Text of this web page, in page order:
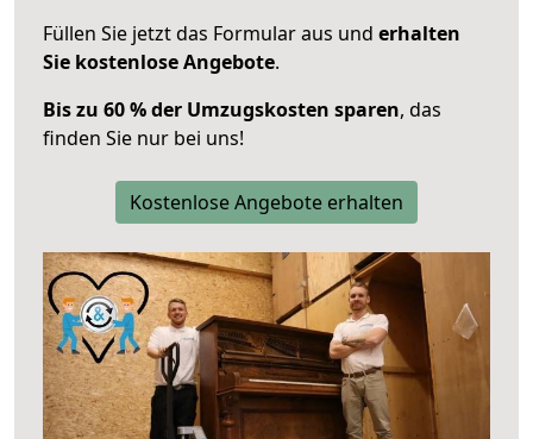
Füllen Sie jetzt das Formular aus und erhalten
Sie kostenlose Angebote.
Bis zu 60 % der Umzugskosten sparen, das
finden Sie nur bei uns!
Kostenlose Angebote erhalten